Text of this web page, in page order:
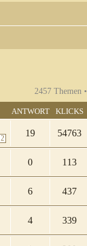
2457 Themen •
ANTWORT KLICKS
2
19 54763
0 113
6 437
4 339